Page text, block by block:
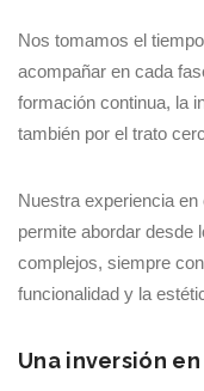
Nos tomamos el
acompañar en cada
formación continua, la
también por el trato
Nuestra experiencia
permite abordar desde
complejos, siempre
funcionalidad y la
Una inversión